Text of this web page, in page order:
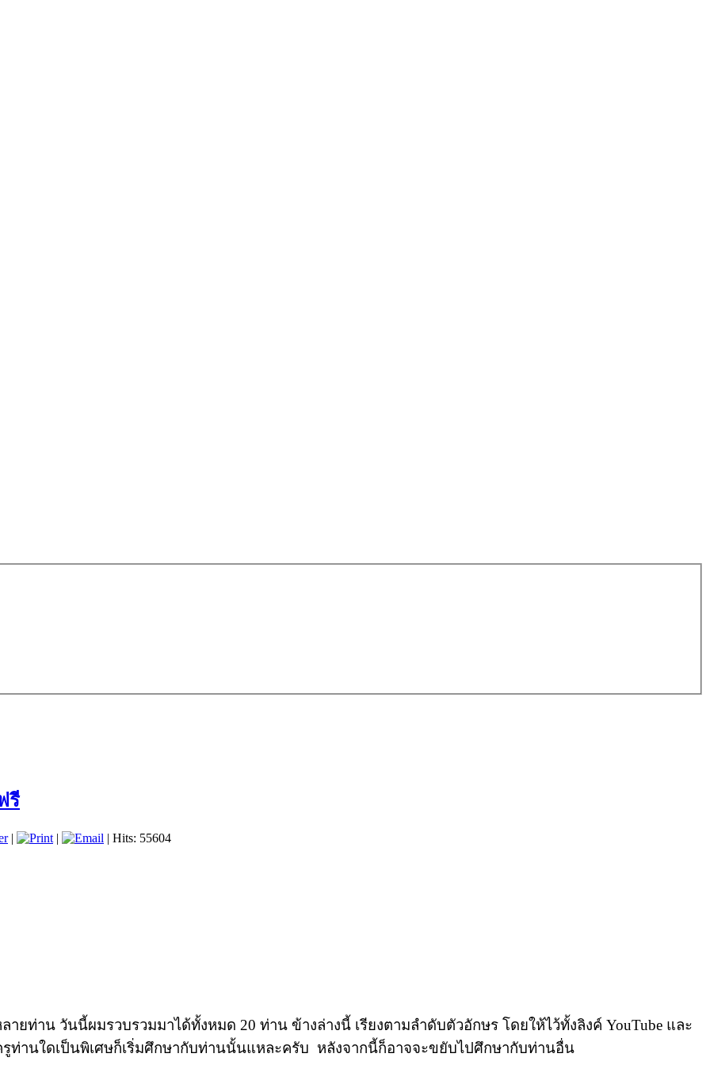
รี
| | | Hits: 55604
ายท่าน วันนี้ผมรวบรวมมาได้ทั้งหมด 20 ท่าน ข้างล่างนี้ เรียงตามลำดับตัวอักษร โดยให้ไว้ทั้งลิงค์ YouTube และ
ท่านใดเป็นพิเศษก็เริ่มศึกษากับท่านนั้นแหละครับ หลังจากนี้ก็อาจจะขยับไปศึกษากับท่านอื่น